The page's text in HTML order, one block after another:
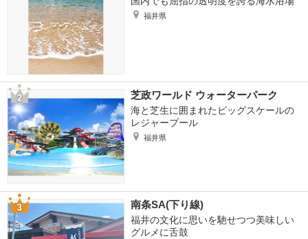
福井県
芝政ワールド ウォーターパーク
海と芝生に囲まれたビッグスケールの
レジャープール
福井県
南条SA(下り線)
福井の文化に思いを馳せつつ美味しい
グルメに舌鼓